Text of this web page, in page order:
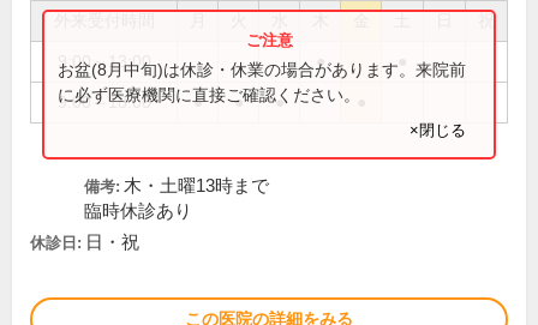
祝
9:00～13:00 ●
9:00～18:00 ● ● ●
お盆(8月中旬)は休診・休業の場合があります。来院前
に必ず医療機関に直接ご確認ください。
×閉じる
備考: 木・土曜13時まで
臨時休診あり
休診日: 日・祝
この医院の詳細をみる